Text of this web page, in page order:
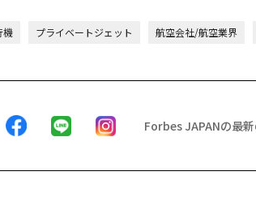
機 プライベートジェット 航空会社/航空業界
Forbes JAPANの最